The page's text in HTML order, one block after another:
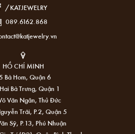
/KATJEWELRY
089.6162.868
HỒ CHÍ MINH
Bà Hom, Quận 6
Bà Trưng, Quận 1
Văn Ngân, Thủ Đức
Trãi, P.2, Quận 5
Sỹ, P.13, Phú Nhuận